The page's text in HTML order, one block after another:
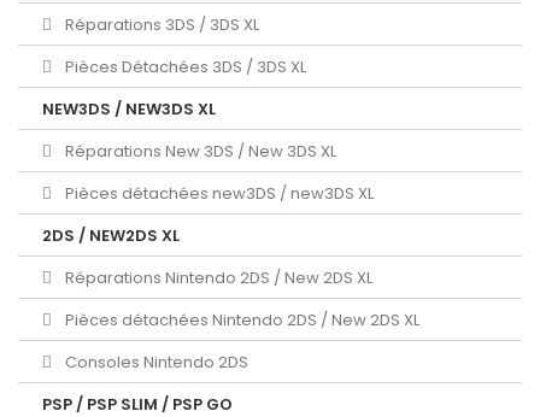
Réparations 3DS / 3DS XL
Pièces Détachées 3DS / 3DS XL
NEW3DS / NEW3DS XL
Réparations New 3DS / New 3DS XL
Pièces détachées new3DS / new3DS XL
2DS / NEW2DS XL
Réparations Nintendo 2DS / New 2DS XL
Pièces détachées Nintendo 2DS / New 2DS XL
Consoles Nintendo 2DS
PSP / PSP SLIM / PSP GO